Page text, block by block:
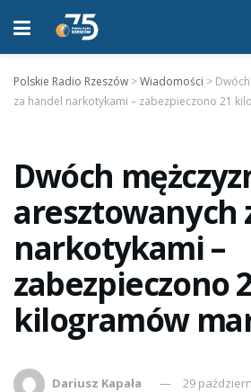
Polskie Radio Rzeszów >Wiadomości >
za handel narkotykami – zabezpieczono 21
Dwóch
aresztowanych
narkotykami –
zabezpieczono
kilogramów
Dariusz Kapała
29